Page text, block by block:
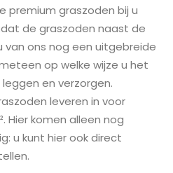
premium graszoden bij u
de graszoden naast de
ons nog een uitgebreide
op welke wijze u het
en verzorgen.
leveren in voor
Hier komen alleen nog
u kunt hier ook direct